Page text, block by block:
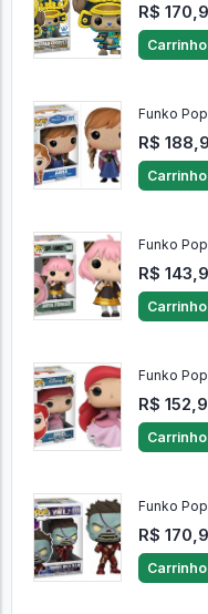
R$
Carrinho
Funko
R$
Carrinho
Funko
R$
Carrinho
Funko
R$
Carrinho
Funko
R$
Carrinho